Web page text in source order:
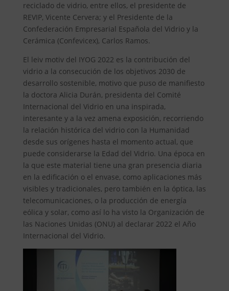
reciclado de vidrio, entre ellos, el presidente de
REVIP, Vicente Cervera; y el Presidente de la
Confederación Empresarial Española del Vidrio y la
Cerámica (Confevicex), Carlos Ramos.
El leiv motiv del IYOG 2022 es la contribución del
vidrio a la consecución de los objetivos 2030 de
desarrollo sostenible, motivo que puso de manifiesto
la doctora Alicia Durán, presidenta del Comité
Internacional del Vidrio en una inspirada,
interesante y a la vez amena exposición, recorriendo
la relación histórica del vidrio con la Humanidad
desde sus orígenes hasta el momento actual, que
puede considerarse la Edad del Vidrio. Una época en
la que este material tiene una gran presencia diaria
en la edificación o el envase, como aplicaciones más
visibles y tradicionales, pero también en la óptica, las
telecomunicaciones, o la producción de energía
eólica y solar, como así lo ha visto la Organización de
las Naciones Unidas (ONU) al declarar 2022 el Año
Internacional del Vidrio.